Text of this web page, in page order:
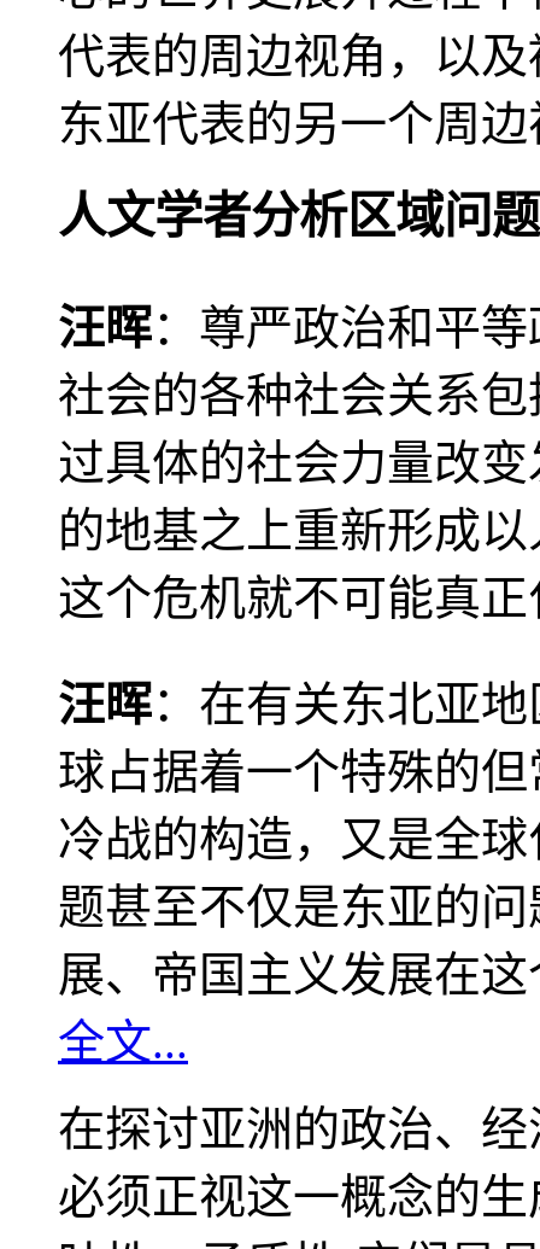
代表的周边视角，以
东亚代表的另一个周
人文学者分析区域问题
汪晖：尊严政治和平
社会的各种社会关系
过具体的社会力量改
的地基之上重新形成
这个危机就不可能真
汪晖：在有关东北亚
球占据着一个特殊的
冷战的构造，又是全
题甚至不仅是东亚的
展、帝国主义发展在
全文...
在探讨亚洲的政治、
必须正视这一概念的